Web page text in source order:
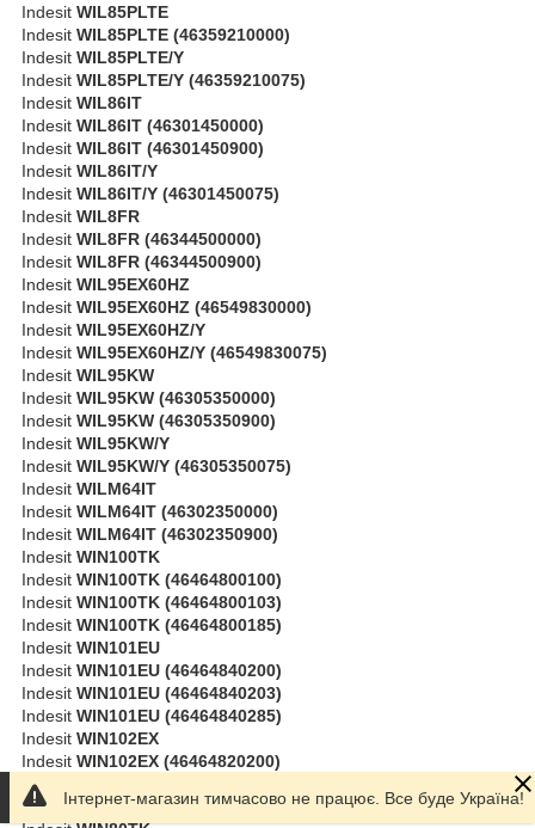
Indesit WIL85PLTE
Indesit WIL85PLTE (46359210000)
Indesit WIL85PLTE/Y
Indesit WIL85PLTE/Y (46359210075)
Indesit WIL86IT
Indesit WIL86IT (46301450000)
Indesit WIL86IT (46301450900)
Indesit WIL86IT/Y
Indesit WIL86IT/Y (46301450075)
Indesit WIL8FR
Indesit WIL8FR (46344500000)
Indesit WIL8FR (46344500900)
Indesit WIL95EX60HZ
Indesit WIL95EX60HZ (46549830000)
Indesit WIL95EX60HZ/Y
Indesit WIL95EX60HZ/Y (46549830075)
Indesit WIL95KW
Indesit WIL95KW (46305350000)
Indesit WIL95KW (46305350900)
Indesit WIL95KW/Y
Indesit WIL95KW/Y (46305350075)
Indesit WILM64IT
Indesit WILM64IT (46302350000)
Indesit WILM64IT (46302350900)
Indesit WIN100TK
Indesit WIN100TK (46464800100)
Indesit WIN100TK (46464800103)
Indesit WIN100TK (46464800185)
Indesit WIN101EU
Indesit WIN101EU (46464840200)
Indesit WIN101EU (46464840203)
Indesit WIN101EU (46464840285)
Indesit WIN102EX
Indesit WIN102EX (46464820200)
Indesit
IndesitWIN102EX (46464820285)
Інтернет-магазин тимчасово не працює. Все буде Україна!